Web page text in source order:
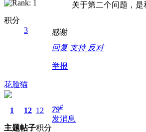
积分
3
关于第二个问题，
感谢
回复 支持 反对
举报
花脸猫
1
主题
12
帖子
12
积分
79#
发消息